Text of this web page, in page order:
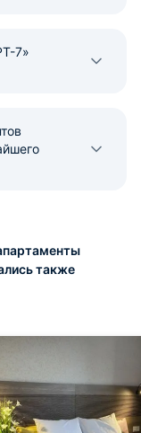
7»
также